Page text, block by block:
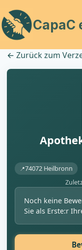
Inhalt
springen
CapaC
← Zurück zum
74072 Heilbronn
Noch keine
Sie als Erste:r